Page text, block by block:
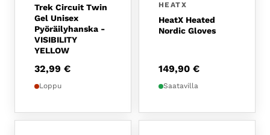
Trek Circuit Twin
Gel Unisex
Pyöräilyhanska -
VISIBILITY
YELLOW
32,99 €
Loppu
HEATX
HeatX Heated
Nordic Gloves
149,90 €
Saatavilla